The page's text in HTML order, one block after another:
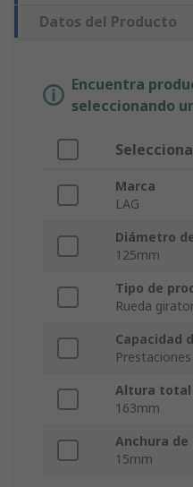
Datos del Producto
Encuentra
seleccionando
Marca
LAG
Diámetro
125mm
Tipo de
Rueda
Capacidad
Altura total
163mm
Anchura de
15mm